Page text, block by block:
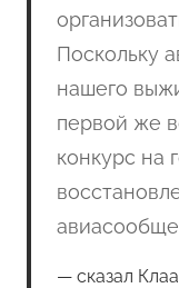
Поскольку
нашего
первой же
конкурс на
сказал